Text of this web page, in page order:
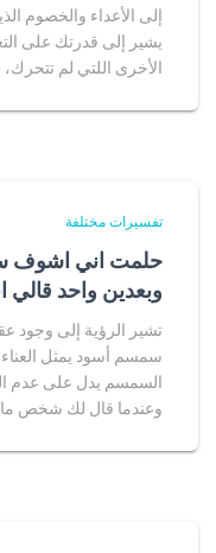
إلى الأعداء والخصوم
يشير إلى قدرتك على
الأخرى اللتي لم
تفسيرات مختلفة
حلمت اني اشوف
وبعدين واحد قالي
تشير الرؤية إلى وجود
سمسم أسود يمثل
السمسم يدل على عدم
وعندما قال لك شخص ما